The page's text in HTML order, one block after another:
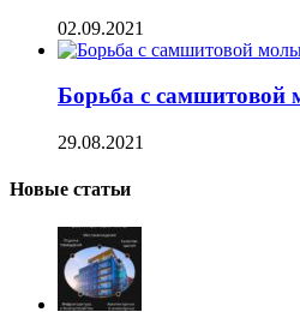
02.09.2021
Борьба с самшитовой
29.08.2021
Новые статьи